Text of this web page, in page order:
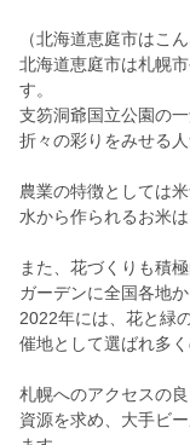
（北海道恵庭市はこん
北海道恵庭市は札幌
す。
支笏洞爺国立公園の
折々の彩りをみせる人
農業の特徴としては
水から作られるお米
また、花づくりも積
ガーデンに全国各地
2022年には、花と緑
催地として選ばれ多
札幌へのアクセスの
資源を求め、大手ビ